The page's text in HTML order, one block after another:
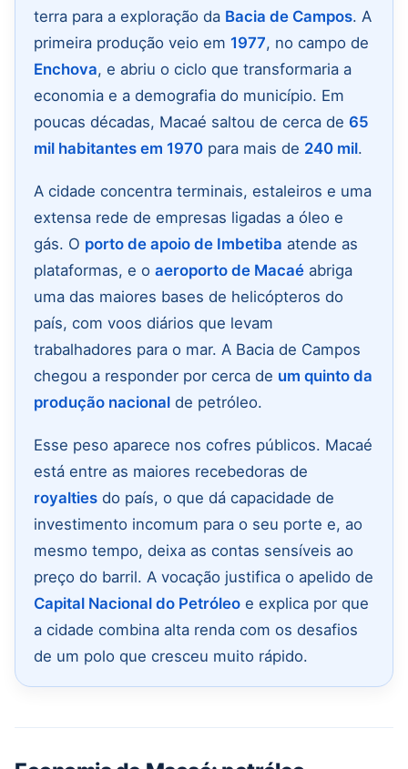
terra para a exploração da Bacia de Campos. A
primeira produção veio em 1977, no campo de
Enchova, e abriu o ciclo que transformaria a
economia e a demografia do município. Em
poucas décadas, Macaé saltou de cerca de 65
mil habitantes em 1970 para mais de 240 mil.
A cidade concentra terminais, estaleiros e uma
extensa rede de empresas ligadas a óleo e
gás. O porto de apoio de Imbetiba atende as
plataformas, e o aeroporto de Macaé abriga
uma das maiores bases de helicópteros do
país, com voos diários que levam
trabalhadores para o mar. A Bacia de Campos
chegou a responder por cerca de um quinto da
produção nacional de petróleo.
Esse peso aparece nos cofres públicos. Macaé
está entre as maiores recebedoras de
royalties do país, o que dá capacidade de
investimento incomum para o seu porte e, ao
mesmo tempo, deixa as contas sensíveis ao
preço do barril. A vocação justifica o apelido de
Capital Nacional do Petróleo e explica por que
a cidade combina alta renda com os desafios
de um polo que cresceu muito rápido.